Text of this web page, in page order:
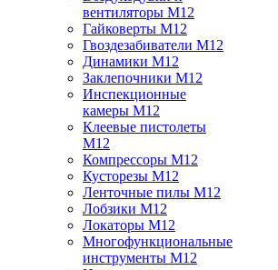
вентиляторы M12
Гайковерты M12
Гвоздезабиватели M12
Динамики M12
Заклепочники M12
Инспекционные
камеры M12
Клеевые пистолеты
M12
Компрессоры M12
Кусторезы M12
Ленточные пилы M12
Лобзики M12
Локаторы M12
Многофункциональные
инструменты M12